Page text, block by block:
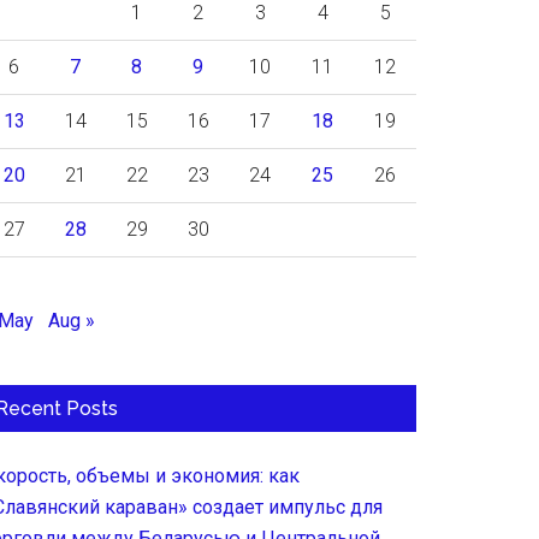
1 2 3 4 5
6 7 8 9 10 11 12
13 14 15 16 17 18 19
20 21 22 23 24 25 26
27 28 29 30
Aug »
Posts
объемы и экономия: как
караван» создает импульс для